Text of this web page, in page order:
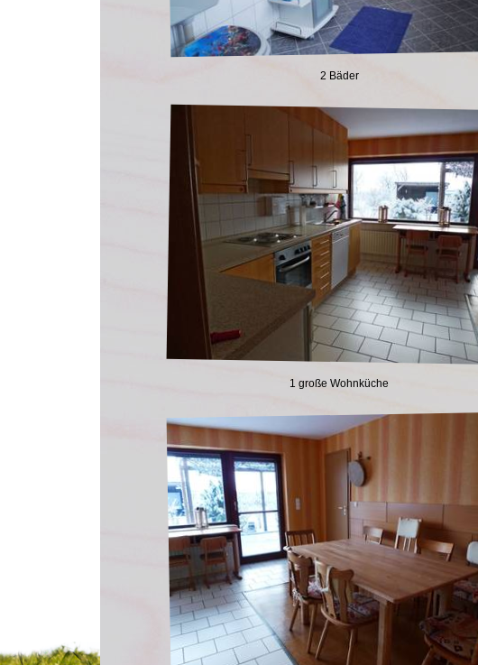
2 Bäder
1 große Wohnküche